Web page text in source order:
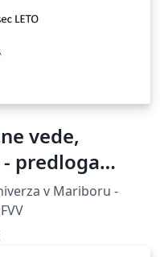
vede,
predloga
v Mariboru -